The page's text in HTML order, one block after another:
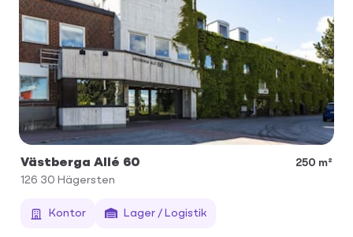
Västberga Allé 60
250 m²
126 30 Hägersten
Kontor Lager / Logistik